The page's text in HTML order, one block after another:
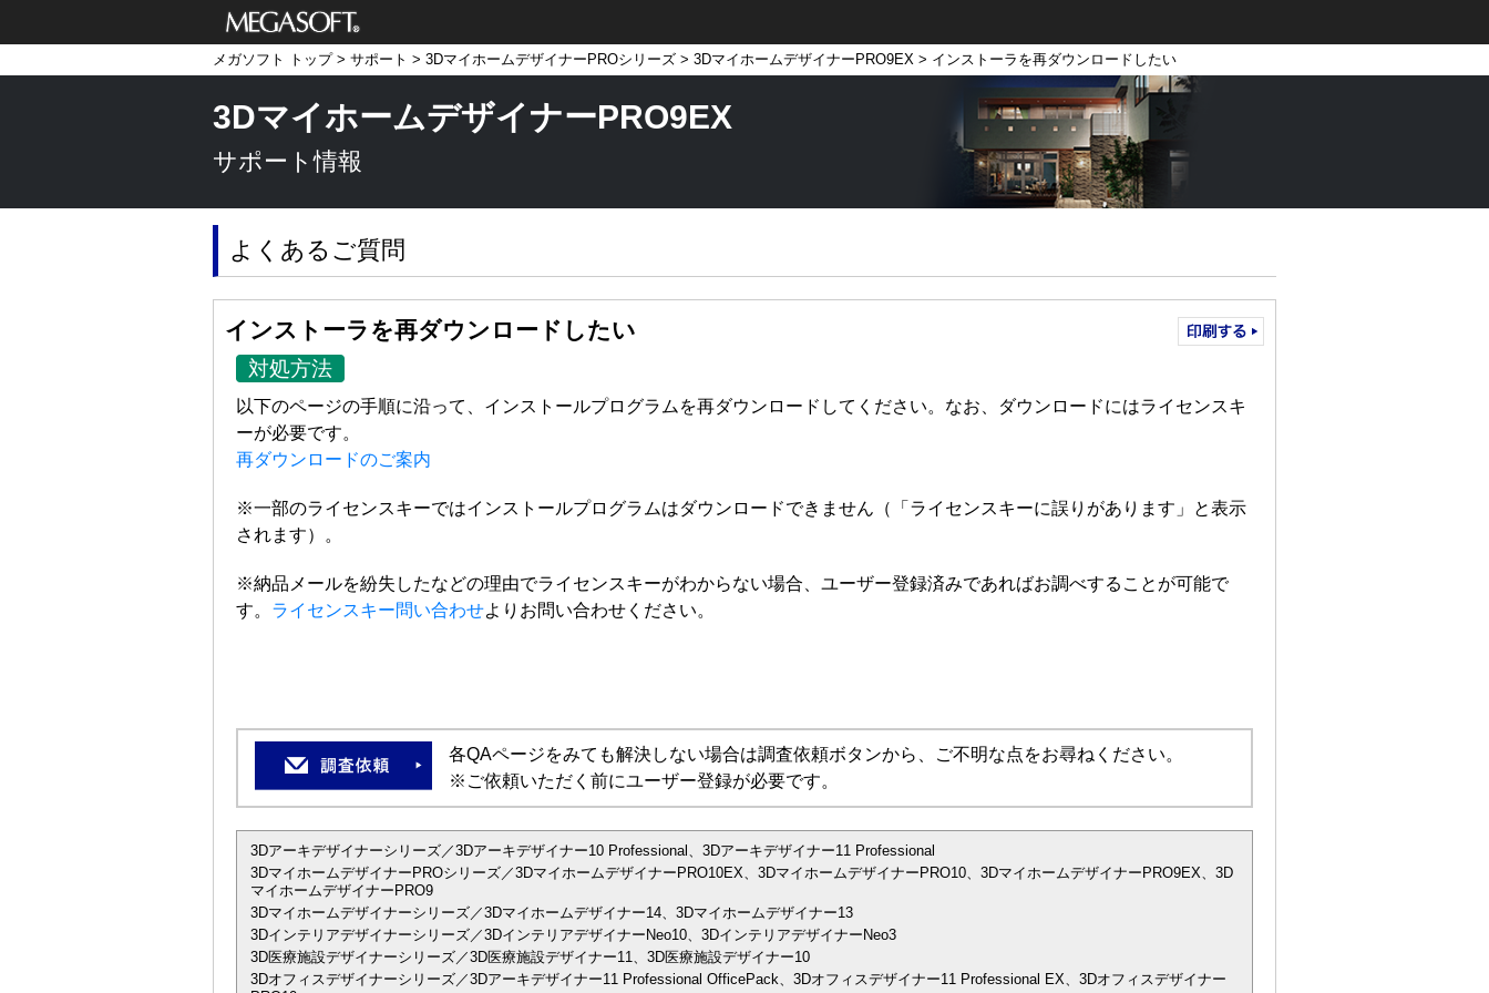
メガソフト株式
会社
メガソフト トップ> サポート > 3DマイホームデザイナーPROシリーズ > 3DマイホームデザイナーPRO9EX > インストーラを再ダウンロードしたい
3DマイホームデザイナーPRO9EX
サポート情報
よくあるご質問
インストーラを再ダウンロードしたい
対処方法
以下のページの手順に沿って、インストールプログラムを再ダウンロードしてください。なお、ダウンロードにはライセンスキ
ーが必要です。
再ダウンロードのご案内
※一部のライセンスキーではインストールプログラムはダウンロードできません（「ライセンスキーに誤りがあります」と表示
されます）。
※納品メールを紛失したなどの理由でライセンスキーがわからない場合、ユーザー登録済みであればお調べすることが可能で
す。 ライセンスキー問い合わせよりお問い合わせください。
各QAページをみても解決しない場合は調査依頼ボタンから、ご不明な点をお尋ねください。
※ご依頼いただく前にユーザー登録が必要です。
3Dアーキデザイナーシリーズ／3Dアーキデザイナー10 Professional、3Dアーキデザイナー11 Professional
3DマイホームデザイナーPROシリーズ／3DマイホームデザイナーPRO10EX、3DマイホームデザイナーPRO10、3DマイホームデザイナーPRO9EX、3D
マイホームデザイナーPRO9
3Dマイホームデザイナーシリーズ／3Dマイホームデザイナー14、3Dマイホームデザイナー13
3Dインテリアデザイナーシリーズ／3DインテリアデザイナーNeo10、3DインテリアデザイナーNeo3
3D医療施設デザイナーシリーズ／3D医療施設デザイナー11、3D医療施設デザイナー10
3Dオフィスデザイナーシリーズ／3Dアーキデザイナー11 Professional OfficePack、3Dオフィスデザイナー11 Professional EX、3Dオフィスデザイナー